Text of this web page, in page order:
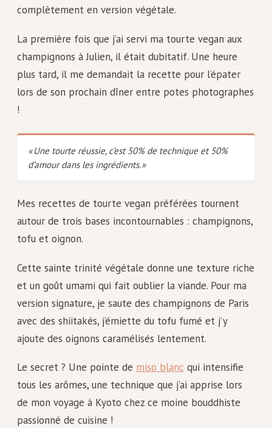
complètement en version végétale.
La première fois que j’ai servi ma tourte vegan aux
champignons à Julien, il était dubitatif. Une heure
plus tard, il me demandait la recette pour l’épater
lors de son prochain dîner entre potes photographes
!
« Une tourte réussie, c’est 50% de technique et 50%
d’amour dans les ingrédients. »
Mes recettes de tourte vegan préférées tournent
autour de trois bases incontournables : champignons,
tofu et oignon.
Cette sainte trinité végétale donne une texture riche
et un goût umami qui fait oublier la viande. Pour ma
version signature, je saute des champignons de Paris
avec des shiitakés, j’émiette du tofu fumé et j’y
ajoute des oignons caramélisés lentement.
Le secret ? Une pointe de miso blanc qui intensifie
tous les arômes, une technique que j’ai apprise lors
de mon voyage à Kyoto chez ce moine bouddhiste
passionné de cuisine !